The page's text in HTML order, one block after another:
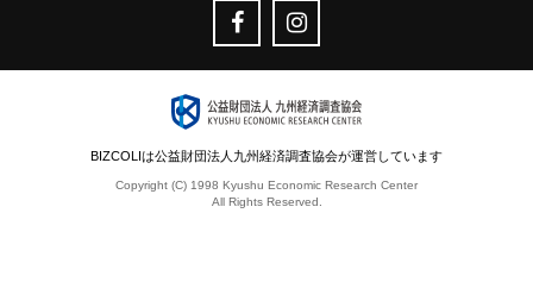
BIZCOLIは公益財団法人九州経済調査協会が運営しています
Copyright (C) 1998 Kyushu Economic Research Center
All Rights Reserved.